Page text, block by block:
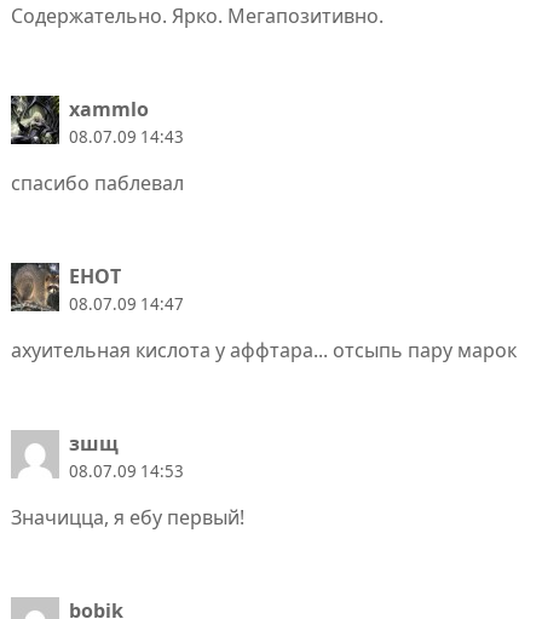
Содержательно. Ярко. Мегапозитивно.
xammlo
08.07.09 14:43
спасибо паблевал
EHOT
08.07.09 14:47
ахуительная кислота у аффтара... отсыпь пару марок
зшщ
08.07.09 14:53
Значицца, я ебу первый!
bobik